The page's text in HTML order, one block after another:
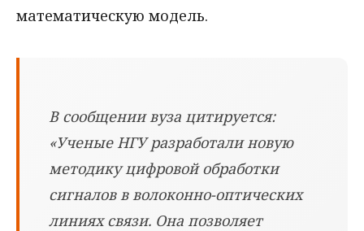
математическую модель.
В сообщении вуза цитируется:
«Ученые НГУ разработали новую
методику цифровой обработки
сигналов в волоконно-оптических
линиях связи. Она позволяет